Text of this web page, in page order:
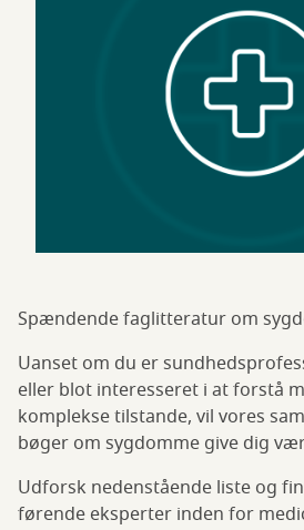
Spændende faglitteratur om
Uanset om du er
eller blot interesseret i at forstå
komplekse tilstande, vil vores
bøger om sygdomme give dig
Udforsk nedenstående liste og
førende eksperter inden for